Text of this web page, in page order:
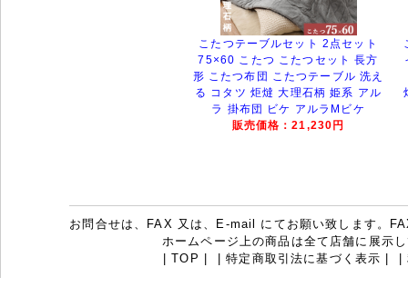
こたつテーブルセット 2点セット
75×60 こたつ こたつセット 長方
形 こたつ布団 こたつテーブル 洗え
る コタツ 炬燵 大理石柄 姫系 アル
ラ 掛布団 ビケ アルラMビケ
販売価格：21,230円
お問合せは、FAX 又は、E-mail にてお願い致します。
ホームページ上の商品は全て店舗に展示
|TOP |特定商取引法に基づく表示 |